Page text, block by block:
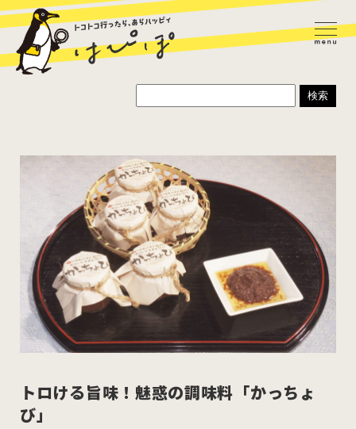
ラーメン
パスタ 寿司
トロける旨味！魅惑の調味料「かっちょ
び」